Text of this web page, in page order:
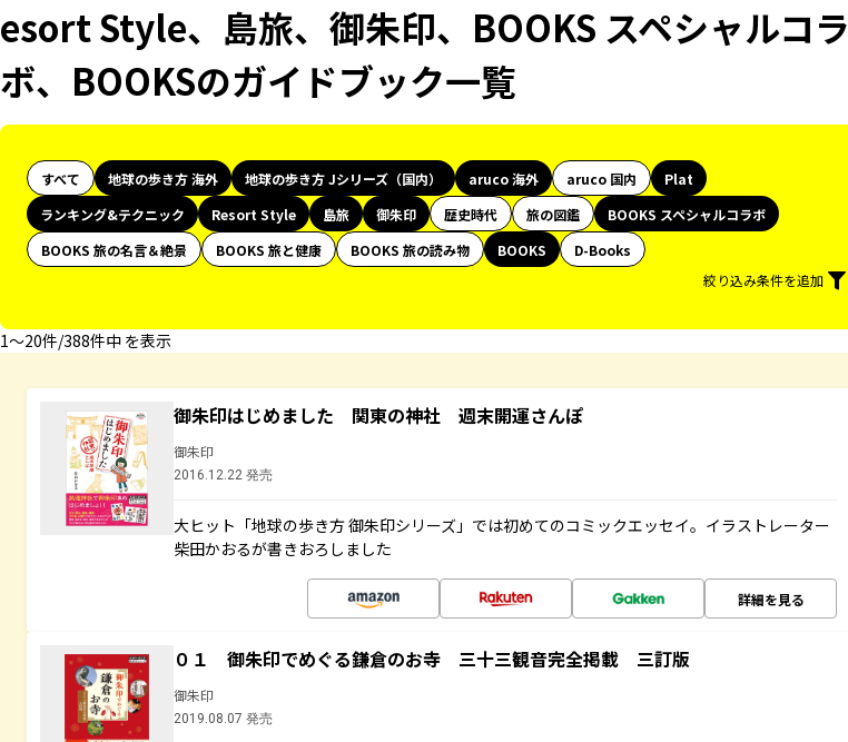
esort Style、島旅、御朱印、BOOKS スペシャルコラ
ボ、BOOKSのガイドブック一覧
すべて 地球の歩き方 海外 地球の歩き方 Jシリーズ（国内） aruco 海外 aruco 国内
Plat
ランキング&テクニック
Resort Style 島旅 御朱印 歴史時代 旅の図鑑
BOOKS スペシャルコラボ
BOOKS 旅の名言＆絶景
BOOKS 旅と健康 BOOKS 旅の読み物 BOOKS
D-Books
絞り込み条件を追加
1〜20件/388件中 を表示
御朱印はじめました 関東の神社 週末開運さんぽ
御朱印
2016.12.22 発売
大ヒット「地球の歩き方 御朱印シリーズ」では初めてのコミックエッセイ。イラストレーター
柴田かおるが書きおろしました
詳細を見る
０１ 御朱印でめぐる鎌倉のお寺 三十三観音完全掲載 三訂版
御朱印
2019.08.07 発売